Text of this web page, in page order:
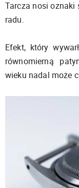
Tarcza nosi oznaki
radu.
Efekt, który
równomierną
wieku nadal może